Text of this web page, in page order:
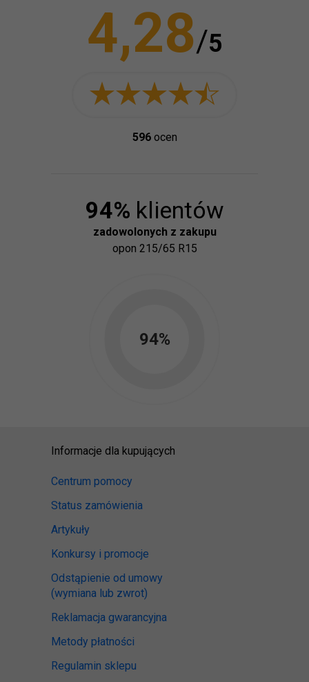
4,28/5
596 ocen
94% klientów
zadowolonych z zakupu
opon 215/65 R15
94%
Informacje dla kupujących
Centrum pomocy
Status zamówienia
Artykuły
Konkursy i promocje
Odstąpienie od umowy
(wymiana lub zwrot)
Reklamacja gwarancyjna
Metody płatności
Regulamin sklepu